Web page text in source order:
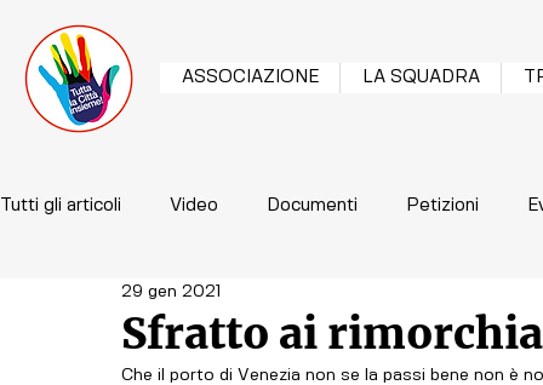
ASSOCIAZIONE LA SQUADRA
Tutti gli articoli Video Documenti Petizioni
Sfratto ai
29 gen 2021
Che il porto di Venezia non se la passi bene non è